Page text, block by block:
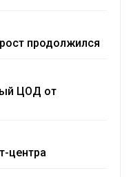
продолжился
ЦОД от
центра